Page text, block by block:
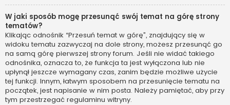
W jaki sposób mogę przesunąć swój temat na górę strony
tematów?
Klikając odnośnik “Przesuń temat w górę”, znajdujący się w
widoku tematu zazwyczaj na dole strony, możesz przesunąć go
na samą górę pierwszej strony forum. Jeśli nie widać takiego
odnośnika, oznacza to, że funkcja ta jest wyłączona lub nie
upłynął jeszcze wymagany czas, zanim będzie możliwe użycie
tej funkcji. Innym, łatwym sposobem na przesunięcie tematu na
początek, jest napisanie w nim posta. Należy pamiętać, aby przy
tym przestrzegać regulaminu witryny.